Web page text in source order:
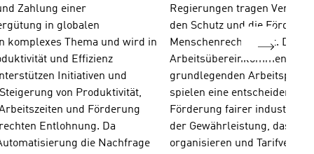
Zahlung einer
in globalen
komplexes Thema und wird in
und Effizienz
Initiativen und
Steigerung von Produktivität,
und Förderung
Entlohnung. Da
die Nachfrage
Regierungen tragen
den Schutz und die
Menschenrechte geht. Dazu
Arbeitsübereinkommen der
grundlegenden
spielen eine entscheidende
Förderung fairer
der Gewährleistung, dass
organisieren und